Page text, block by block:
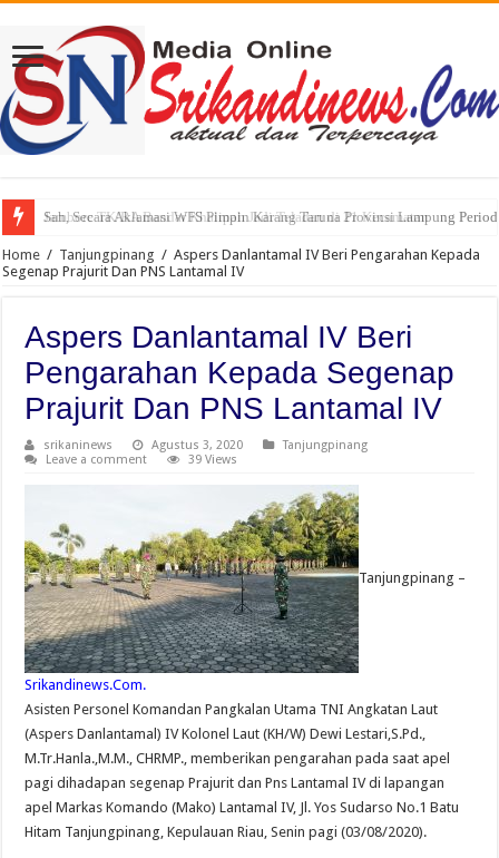
Sah, Secara Aklamasi WFS Pimpin Karang Taruna Provinsi Lampung
Home / Tanjungpinang / Aspers Danlantamal IV Beri Pengarahan Kepada
Segenap Prajurit Dan PNS Lantamal IV
Aspers Danlantamal IV Beri
Pengarahan Kepada Segenap
Prajurit Dan PNS Lantamal IV
srikaninews Agustus 3, 2020
Tanjungpinang
Leave a comment
39 Views
Tanjungpinang –
Srikandinews.Com.
Asisten Personel Komandan Pangkalan Utama TNI Angkatan Laut
(Aspers Danlantamal) IV Kolonel Laut (KH/W) Dewi Lestari,S.Pd.,
M.Tr.Hanla.,M.M., CHRMP., memberikan pengarahan pada saat apel
pagi dihadapan segenap Prajurit dan Pns Lantamal IV di lapangan
apel Markas Komando (Mako) Lantamal IV, Jl. Yos Sudarso No.1 Batu
Hitam Tanjungpinang, Kepulauan Riau, Senin pagi (03/08/2020).